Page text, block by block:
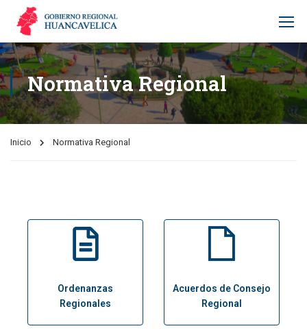
Normativa Regional
Inicio Normativa Regional
Ordenanzas
Regionales
Acuerdos de Consejo
Regional